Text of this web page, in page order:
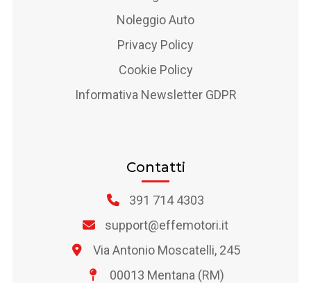
Noleggio Auto
Privacy Policy
Cookie Policy
Informativa Newsletter GDPR
Contatti
391 714 4303
support@effemotori.it
Via Antonio Moscatelli, 245
00013 Mentana (RM)